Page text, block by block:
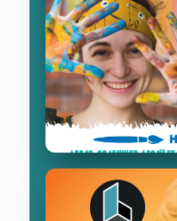
Paoli-Calmettes
02/08/2023